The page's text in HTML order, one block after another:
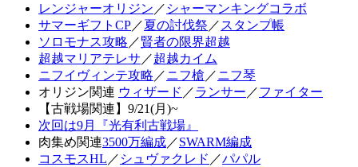
レンジャーオリジン ／ シャーマンキングコラボ
サマーギフトCP／夏の討伐祭 ／ スタンプ帳
ソロモナス攻略 ／賢者の限界超越
超越マリアテレサ ／超越カイム
ニフイヴィンテ攻略 ／ニフ槍 ／ニフ琴
オリジン関連 ウィザード ／ランサー ／ファイター
【古戦場関連】9/21(月)~
次回は9月『光有利古戦場』
肉集め関連3500万編成／SWARM編成
コスモスHL ／ シュヴァクレド ／パパル